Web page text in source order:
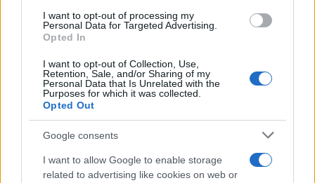
I want to opt-out of processing my
Personal Data for Targeted Advertising.
Opted In
I want to opt-out of Collection, Use,
Retention, Sale, and/or Sharing of my
Personal Data that Is Unrelated with the
Purposes for which it was collected.
Opted Out
Google consents
I want to allow Google to enable storage
related to advertising like cookies on web or
La sfida di ResQ per riprendere le operazioni di
Cristian Castiglioni · 6 Ago 2026